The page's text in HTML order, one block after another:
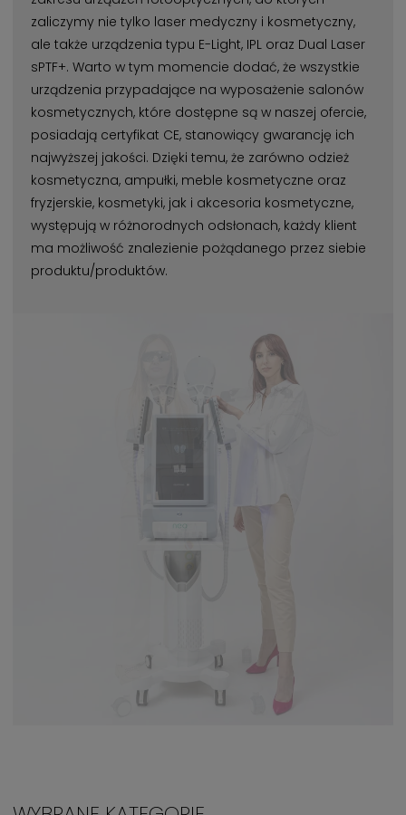
zaliczymy nie tylko laser medyczny i kosmetyczny,
ale także urządzenia typu E-Light, IPL oraz Dual Laser
sPTF+. Warto w tym momencie dodać, że wszystkie
urządzenia przypadające na wyposażenie salonów
kosmetycznych, które dostępne są w naszej ofercie,
posiadają certyfikat CE, stanowiący gwarancję ich
najwyższej jakości. Dzięki temu, że zarówno odzież
kosmetyczna, ampułki, meble kosmetyczne oraz
fryzjerskie, kosmetyki, jak i akcesoria kosmetyczne,
występują w różnorodnych odsłonach, każdy klient
ma możliwość znalezienie pożądanego przez siebie
produktu/produktów.